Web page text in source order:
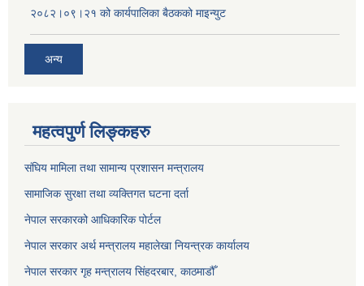
२०८२।०९।२१ को कार्यपालिका बैठकको माइन्युट
अन्य
महत्वपुर्ण लिङ्कहरु
संघिय मामिला तथा सामान्य प्रशासन मन्त्रालय
सामाजिक सुरक्षा तथा व्यक्तिगत घटना दर्ता
नेपाल सरकारको आधिकारिक पोर्टल
नेपाल सरकार अर्थ मन्त्रालय महालेखा नियन्त्रक कार्यालय
नेपाल सरकार गृह मन्त्रालय सिंहदरबार, काठमाडौँ